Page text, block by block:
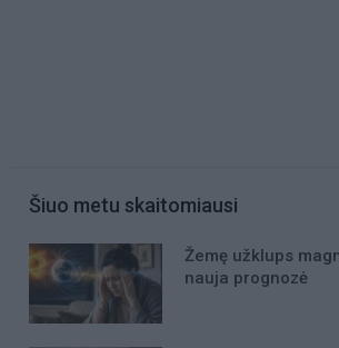
Šiuo metu skaitomiausi
Žemę užklups
nauja prognozė